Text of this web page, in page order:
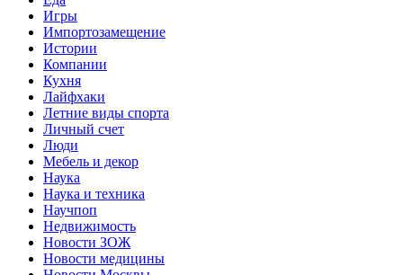
Игры
Импортозамещение
Истории
Компании
Кухня
Лайфхаки
Летние виды спорта
Личный счет
Люди
Мебель и декор
Наука
Наука и техника
Научпоп
Недвижимость
Новости ЗОЖ
Новости медицины